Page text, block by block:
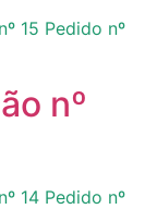
15 Pedido nº
nº
14 Pedido nº